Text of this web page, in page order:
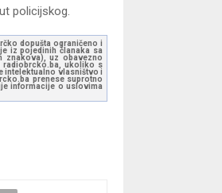
policijskog.
dopušta ograničeno i
iz pojedinih članaka sa
znakova), uz obavezno
radiobrcko.ba, ukoliko s
intelektualno vlasništvo i
prenese suprotno
informacije o uslovima